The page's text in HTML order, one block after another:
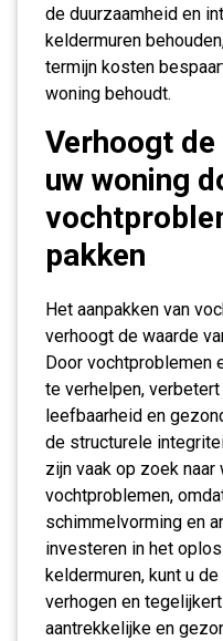
de duurzaamheid en
keldermuren
termijn kosten
woning behoudt.
Verhoogt
uw woning
pakken
Het aanpakken van
verhoogt de waarde
Door vochtproblemen
te verhelpen,
leefbaarheid en
de structurele
zijn vaak op zoek
vochtproblemen,
schimmelvorming en
investeren in het
keldermuren, kunt u
verhogen en
aantrekkelijke en